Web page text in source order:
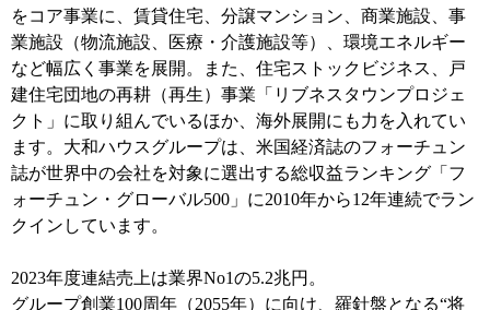
をコア事業に、賃貸住宅、分譲マンション、商業施設、事
業施設（物流施設、医療・介護施設等）、環境エネルギー
など幅広く事業を展開。また、住宅ストックビジネス、戸
建住宅団地の再耕（再生）事業「リブネスタウンプロジェ
クト」に取り組んでいるほか、海外展開にも力を入れてい
ます。大和ハウスグループは、米国経済誌のフォーチュン
誌が世界中の会社を対象に選出する総収益ランキング「フ
ォーチュン・グローバル500」に2010年から12年連続でラン
クインしています。
2023年度連結売上は業界No1の5.2兆円。
グループ創業100周年（2055年）に向け、羅針盤となる“将